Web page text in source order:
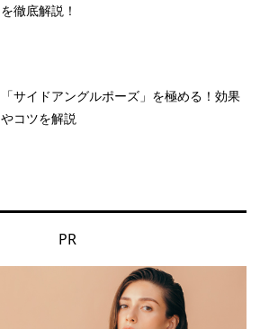
を徹底解説！
「サイドアングルポーズ」を極める！効果
やコツを解説
PR